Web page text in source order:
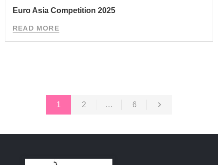
Euro Asia Competition 2025
READ MORE
1 2 … 6